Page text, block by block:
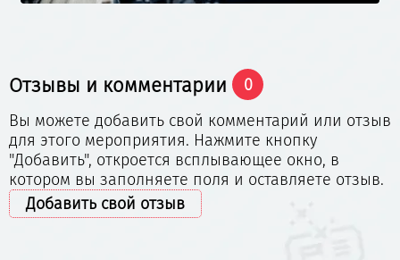
Отзывы и комментарии
0
Вы можете добавить свой комментарий или отзыв
для этого мероприятия. Нажмите кнопку
"Добавить", откроется всплывающее окно, в
котором вы заполняете поля и оставляете отзыв.
Добавить свой отзыв